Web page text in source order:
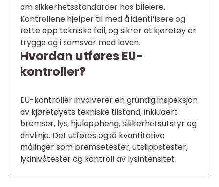
om sikkerhetsstandarder hos bileiere.
Kontrollene hjelper til med å identifisere og
rette opp tekniske feil, og sikrer at kjøretøy er
trygge og i samsvar med loven.
Hvordan utføres EU-
kontroller?
EU-kontroller involverer en grundig inspeksjon
av kjøretøyets tekniske tilstand, inkludert
bremser, lys, hjuloppheng, sikkerhetsutstyr og
drivlinje. Det utføres også kvantitative
målinger som bremsetester, utslippstester,
lydnivåtester og kontroll av lysintensitet.